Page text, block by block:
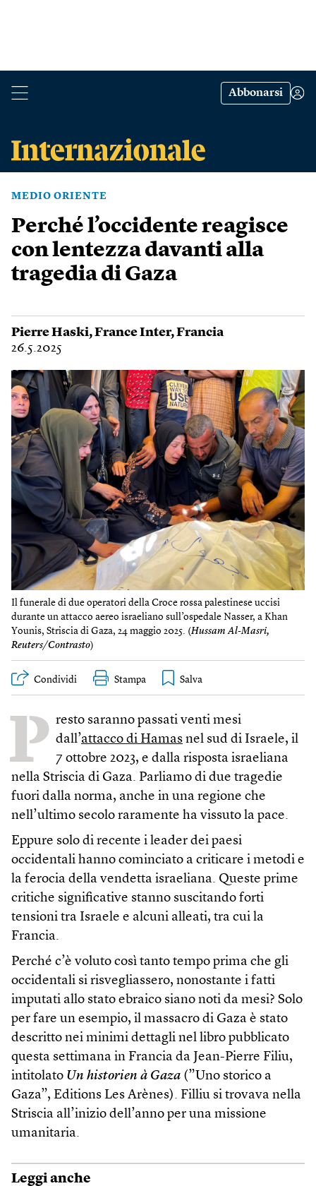
Abbonarsi
MEDIO ORIENTE
Perché l’occidente reagisce
con lentezza davanti alla
tragedia di Gaza
Pierre Haski,France Inter,Francia
26.5.2025
Il funerale di due operatori della Croce rossa palestinese uccisi
durante un attacco aereo israeliano sull’ospedale Nasser, a Khan
Younis, Striscia di Gaza, 24 maggio 2025. (Hussam Al-Masri,
Reuters/Contrasto)
Condividi Stampa
P resto saranno passati venti mesi
dall’attacco di Hamas nel sud di Israele, il
7 ottobre 2023, e dalla risposta israeliana
nella Striscia di Gaza. Parliamo di due tragedie
fuori dalla norma, anche in una regione che
nell’ultimo secolo raramente ha vissuto la pace.
Eppure solo di recente i leader dei paesi
occidentali hanno cominciato a criticare i metodi e
la ferocia della vendetta israeliana. Queste prime
critiche significative stanno suscitando forti
tensioni tra Israele e alcuni alleati, tra cui la
Francia.
Perché c’è voluto così tanto tempo prima che gli
occidentali si risvegliassero, nonostante i fatti
imputati allo stato ebraico siano noti da mesi? Solo
per fare un esempio, il massacro di Gaza è stato
descritto nei minimi dettagli nel libro pubblicato
questa settimana in Francia da Jean-Pierre Filiu,
intitolato Un historien à Gaza (”Uno storico a
Gaza”, Editions Les Arènes). Filliu si trovava nella
Striscia all’inizio dell’anno per una missione
umanitaria.
Leggi anche